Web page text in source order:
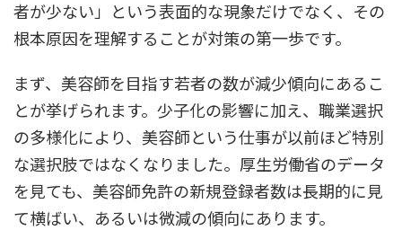
者が少ない」という表面的な現象だけでなく、その
根本原因を理解することが対策の第一歩です。
まず、美容師を目指す若者の数が減少傾向にあるこ
とが挙げられます。少子化の影響に加え、職業選択
の多様化により、美容師という仕事が以前ほど特別
な選択肢ではなくなりました。厚生労働省のデータ
を見ても、美容師免許の新規登録者数は長期的に見
て横ばい、あるいは微減の傾向にあります。